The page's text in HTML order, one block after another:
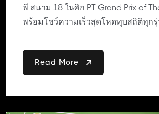
พี สนาม 18 ในศึก PT Grand Prix of
พร้อมโชว์ความเร็วสุดโหดทุบสถิติทุกรุ่
Read More